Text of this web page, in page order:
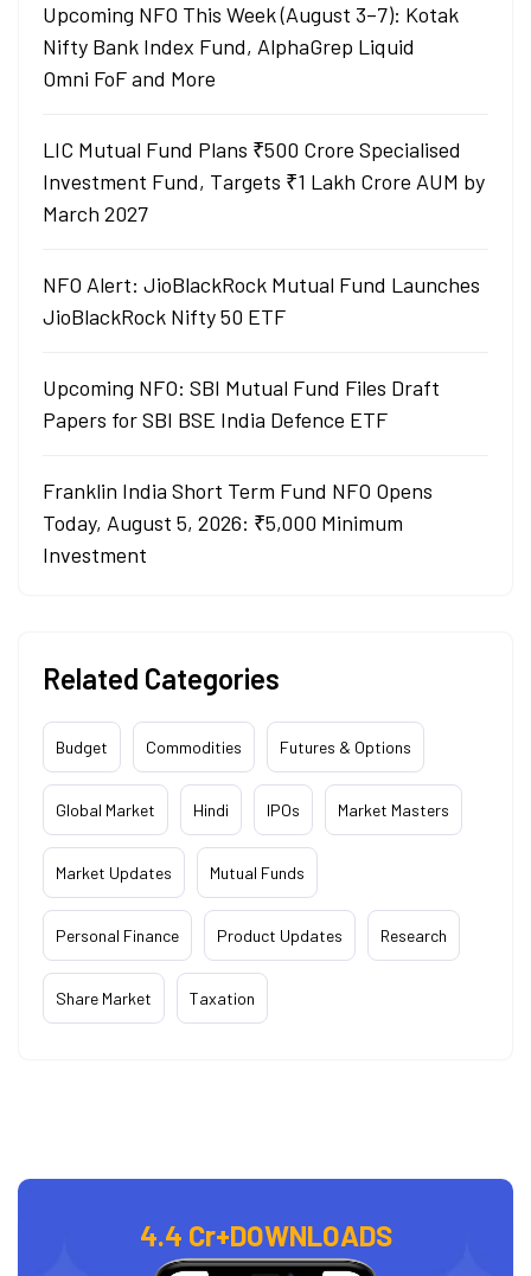
Upcoming NFO This Week (August 3–7): Kotak
Nifty Bank Index Fund, AlphaGrep Liquid
Omni FoF and More
LIC Mutual Fund Plans ₹500 Crore Specialised
Investment Fund, Targets ₹1 Lakh Crore AUM by
March 2027
NFO Alert: JioBlackRock Mutual Fund Launches
JioBlackRock Nifty 50 ETF
Upcoming NFO: SBI Mutual Fund Files Draft
Papers for SBI BSE India Defence ETF
Franklin India Short Term Fund NFO Opens
Today, August 5, 2026: ₹5,000 Minimum
Investment
Related Categories
Budget Commodities Futures & Options
Global Market Hindi IPOs Market Masters
Market Updates Mutual Funds
Personal Finance Product Updates Research
Share Market Taxation
4.4 Cr+DOWNLOADS